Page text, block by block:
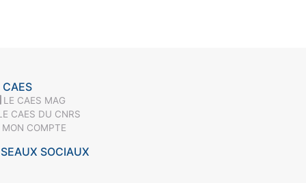
CAES
LE CAES MAG
CAES DU CNRS
COMPTE
SOCIAUX